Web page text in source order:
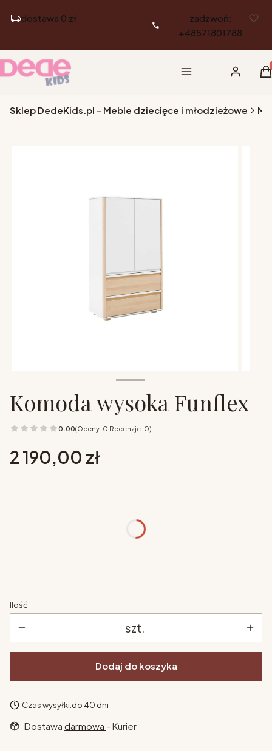
dostawa 0 zł
zadzwoń:
+48571801788
Menu Zaloguj się
Sklep DedeKids.pl - Meble dziecięce i młodzieżowe
Komoda wysoka Funflex
0.00(Oceny: 0 Recenzje: 0)
Cena
2 190,00 zł
Ilość
szt.
Dodaj do koszyka
Czas wysyłki:do 40 dni
Dostawa darmowa - Kurier